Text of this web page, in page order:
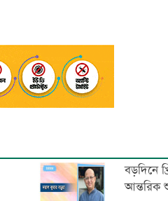
বড়দিনে
আন্তরিক